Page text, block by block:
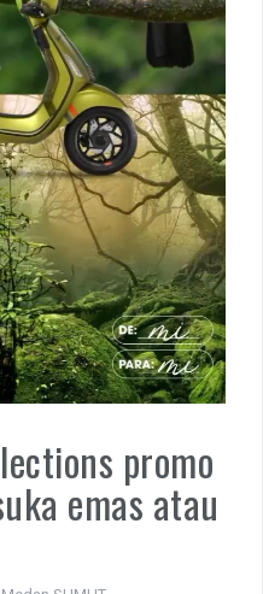
promo
emas atau